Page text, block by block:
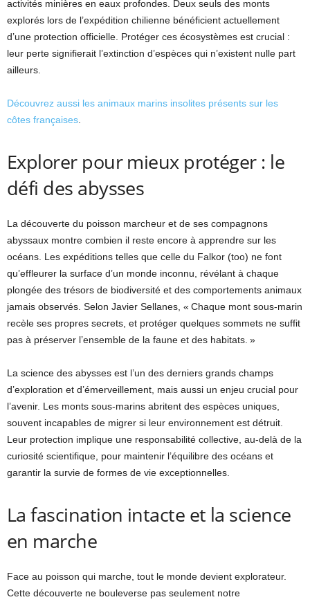
activités minières en eaux profondes. Deux seuls des monts
explorés lors de l’expédition chilienne bénéficient actuellement
d’une protection officielle. Protéger ces écosystèmes est crucial :
leur perte signifierait l’extinction d’espèces qui n’existent nulle part
ailleurs.
Découvrez aussi les animaux marins insolites présents sur les
côtes françaises.
Explorer pour mieux protéger : le
défi des abysses
La découverte du poisson marcheur et de ses compagnons
abyssaux montre combien il reste encore à apprendre sur les
océans. Les expéditions telles que celle du Falkor (too) ne font
qu’effleurer la surface d’un monde inconnu, révélant à chaque
plongée des trésors de biodiversité et des comportements animaux
jamais observés. Selon Javier Sellanes, « Chaque mont sous-marin
recèle ses propres secrets, et protéger quelques sommets ne suffit
pas à préserver l’ensemble de la faune et des habitats. »
La science des abysses est l’un des derniers grands champs
d’exploration et d’émerveillement, mais aussi un enjeu crucial pour
l’avenir. Les monts sous-marins abritent des espèces uniques,
souvent incapables de migrer si leur environnement est détruit.
Leur protection implique une responsabilité collective, au-delà de la
curiosité scientifique, pour maintenir l’équilibre des océans et
garantir la survie de formes de vie exceptionnelles.
La fascination intacte et la science
en marche
Face au poisson qui marche, tout le monde devient explorateur.
Cette découverte ne bouleverse pas seulement notre